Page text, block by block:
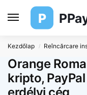
P
Kezdőlap / Reîncărcare
Orange
kripto,